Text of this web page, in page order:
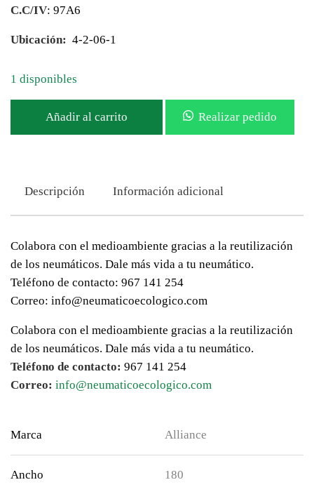
C.C/IV: 97A6
Ubicación: 4-2-06-1
1 disponibles
Añadir al carrito Realizar pedido
Descripción Información adicional
Colabora con el medioambiente gracias a la reutilización
de los neumáticos. Dale más vida a tu neumático.
Teléfono de contacto: 967 141 254
Correo: info@neumaticoecologico.com
Colabora con el medioambiente gracias a la reutilización
de los neumáticos. Dale más vida a tu neumático.
Teléfono de contacto: 967 141 254
Correo: info@neumaticoecologico.com
Marca Alliance
Ancho 180